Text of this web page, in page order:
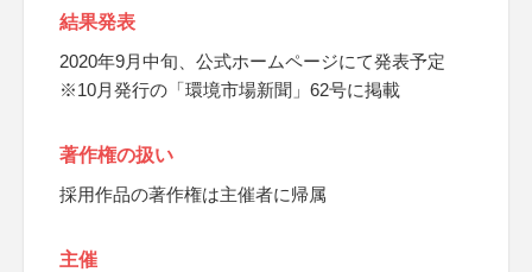
結果発表
2020年9月中旬、公式ホームページにて発表予定
※10月発行の「環境市場新聞」62号に掲載
著作権の扱い
採用作品の著作権は主催者に帰属
主催